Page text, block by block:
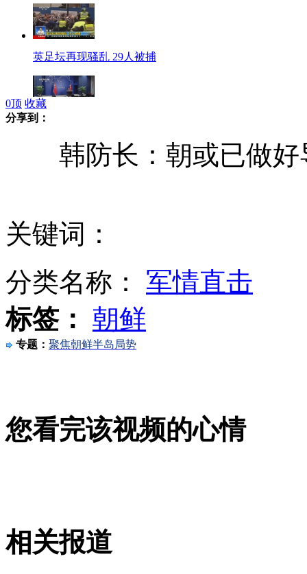
英足坛再现骚乱 29人被捕
南昌路口拉红绳阻挡闯红灯引热议
美对日本贬值日币政策提出警告
外交部：望南北苏丹通过谈判解决问题
山西运城恶犬咬伤多人 警民合力深夜将其击毙
0顶 收藏
分享到：
韩防长：朝或已做好
关键词：
分类名称： 军情直击
标签： 朝鲜
专题： 聚焦朝鲜半岛局势
您看完该视频的心情
相关报道